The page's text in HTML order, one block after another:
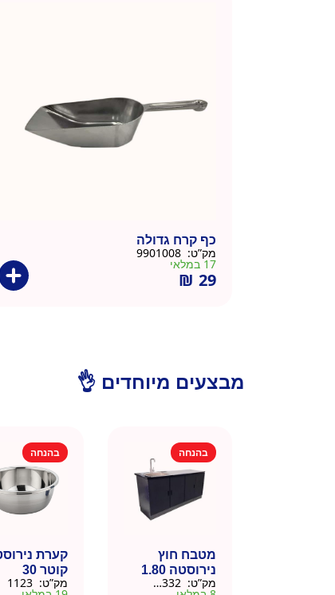
כף קרח גדולה
מק”ט:
17 במלאי
₪ 29
מבצעים מיוחדים 👌
בהנחה
מטבח חוץ
נירוסטה 1.80
מטר כולל שיש
מק”ט:
בהנחה
קערת
קוטר 30
מק”ט: